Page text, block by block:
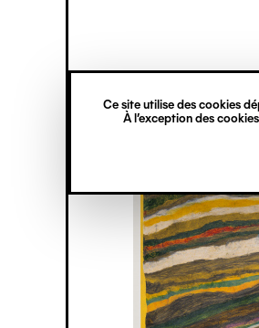
Ce site utilise des cookies
À l’exception des
principal
verticale